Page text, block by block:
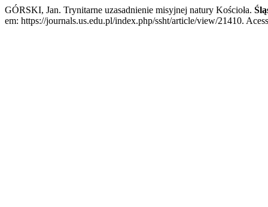
GÓRSKI, Jan. Trynitarne uzasadnienie misyjnej natury Kościoła.
em: https://journals.us.edu.pl/index.php/ssht/article/view/21410.